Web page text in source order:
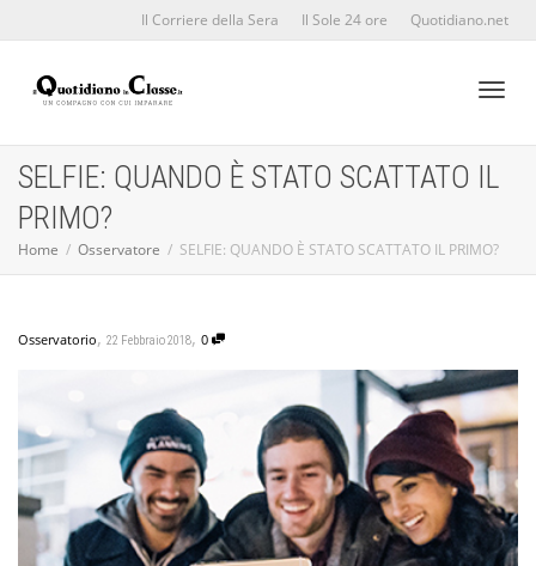
Il Corriere della Sera Il Sole 24 ore Quotidiano.net
SELFIE: QUANDO È STATO SCATTATO IL
PRIMO?
Home Osservatore SELFIE: QUANDO È STATO SCATTATO IL PRIMO?
Osservatorio, 22 Febbraio 2018, 0